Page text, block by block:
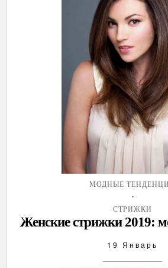
МОДНЫЕ
,
СТРИЖКИ
Женские стрижки 2019:
19 Январь